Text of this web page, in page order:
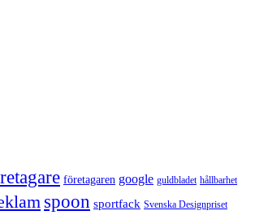
företagaren google guldbladet hållbarhet
spoon sportfack Svenska Designpriset